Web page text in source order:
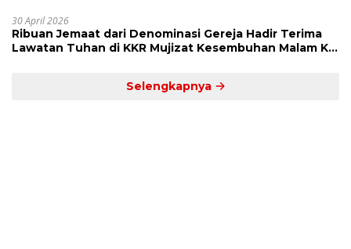
30 April 2026
Ribuan Jemaat dari Denominasi Gereja Hadir Terima
Lawatan Tuhan di KKR Mujizat Kesembuhan Malam Ke
Selengkapnya